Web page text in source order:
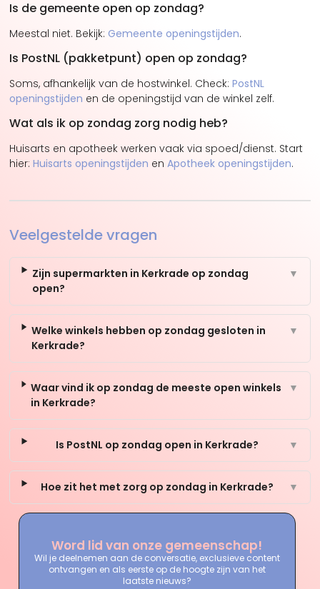
Is de gemeente open op zondag?
Meestal niet. Bekijk: Gemeente openingstijden.
Is PostNL (pakketpunt) open op zondag?
Soms, afhankelijk van de hostwinkel. Check:PostNL
openingstijden en de openingstijd van de winkel zelf.
Wat als ik op zondag zorg nodig heb?
Huisarts en apotheek werken vaak via spoed/dienst. Start
hier:Huisarts openingstijden enApotheek openingstijden.
Veelgestelde vragen
Zijn supermarkten in Kerkrade op zondag
open?
▼
Welke winkels hebben op zondag gesloten in
Kerkrade?
▼
Waar vind ik op zondag de meeste open winkels
in Kerkrade?
▼
Is PostNL op zondag open in Kerkrade? ▼
Hoe zit het met zorg op zondag in Kerkrade? ▼
Word lid van onze gemeenschap!
Wil je deelnemen aan de conversatie, exclusieve content
ontvangen en als eerste op de hoogte zijn van het
laatste nieuws?